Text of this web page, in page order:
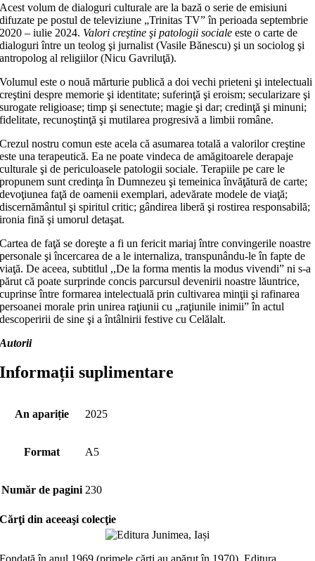
Acest volum de dialoguri culturale are la bază o serie de emisiuni
difuzate pe postul de televiziune „Trinitas TV” în perioada septembrie
2020 – iulie 2024. Valori creştine şi patologii sociale este o carte de
dialoguri între un teolog şi jurnalist (Vasile Bănescu) şi un sociolog şi
antropolog al religiilor (Nicu Gavriluţă).
Volumul este o nouă mărturie publică a doi vechi prieteni şi intelectuali
creştini despre memorie şi identitate; suferinţă şi eroism; secularizare şi
surogate religioase; timp şi senectute; magie şi dar; credinţă şi minuni;
fidelitate, recunoştinţă şi mutilarea progresivă a limbii române.
Crezul nostru comun este acela că asumarea totală a valorilor creştine
este una terapeutică. Ea ne poate vindeca de amăgitoarele derapaje
culturale şi de periculoasele patologii sociale. Terapiile pe care le
propunem sunt credinţa în Dumnezeu şi temeinica învăţătură de carte;
devoţiunea faţă de oamenii exemplari, adevărate modele de viaţă;
discernământul şi spiritul critic; gândirea liberă şi rostirea responsabilă;
ironia fină şi umorul detaşat.
Cartea de faţă se doreşte a fi un fericit mariaj între convingerile noastre
personale şi încercarea de a le internaliza, transpunându-le în fapte de
viaţă. De aceea, subtitlul ,,De la forma mentis la modus vivendi” ni s-a
părut că poate surprinde concis parcursul devenirii noastre lăuntrice,
cuprinse între formarea intelectuală prin cultivarea minţii şi rafinarea
persoanei morale prin unirea raţiunii cu „raţiunile inimii” în actul
descoperirii de sine şi a întâlnirii festive cu Celălalt.
Autorii
Informații suplimentare
An apariție 2025
Format A5
Număr de pagini 230
Cărţi din aceeaşi colecţie
Fondată în anul 1969 (primele cărți au apărut în 1970), Editura